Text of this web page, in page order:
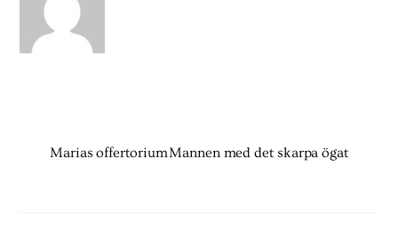
Marias offertoriumMannen med det skarpa ögat